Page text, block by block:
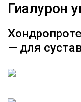
Гиалурон
— для